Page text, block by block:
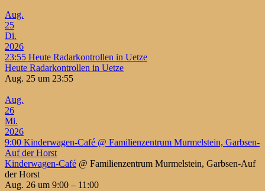
Aug.
25
Di.
2026
23:55 Heute Radarkontrollen in Uetze
Heute Radarkontrollen in Uetze
Aug. 25 um 23:55
Aug.
26
Mi.
2026
9:00 Kinderwagen-Café @ Familienzentrum Murmelstein, Garbsen-
Auf der Horst
Kinderwagen-Café @ Familienzentrum Murmelstein, Garbsen-Auf
der Horst
Aug. 26 um 9:00 – 11:00